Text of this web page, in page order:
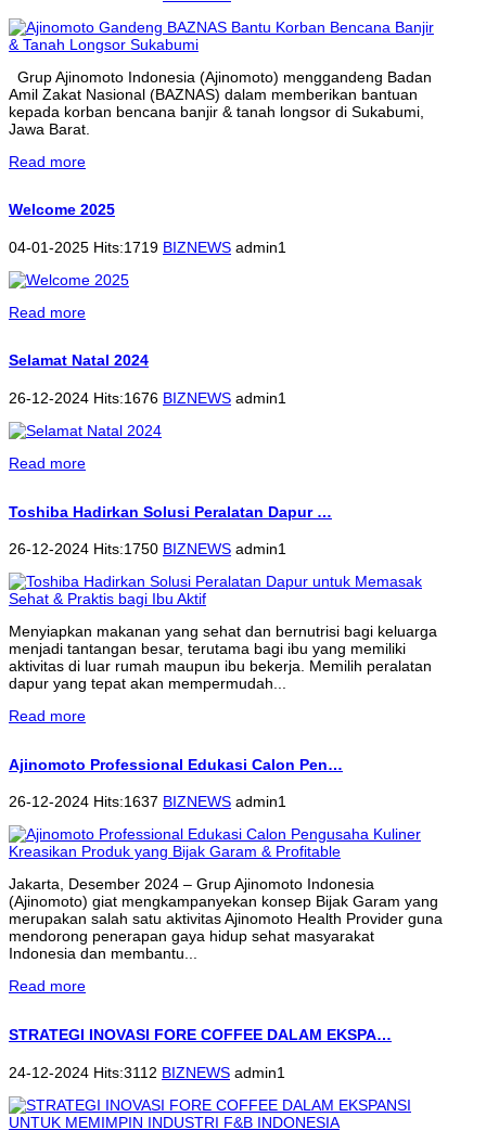
Grup Ajinomoto Indonesia (Ajinomoto) menggandeng Badan
Amil Zakat Nasional (BAZNAS) dalam memberikan bantuan
kepada korban bencana banjir & tanah longsor di Sukabumi,
Jawa Barat.
Read more
Welcome 2025
04-01-2025 Hits:1719 BIZNEWS admin1
Read more
Selamat Natal 2024
26-12-2024 Hits:1676 BIZNEWS admin1
Read more
Toshiba Hadirkan Solusi Peralatan Dapur …
26-12-2024 Hits:1750 BIZNEWS admin1
Menyiapkan makanan yang sehat dan bernutrisi bagi keluarga
menjadi tantangan besar, terutama bagi ibu yang memiliki
aktivitas di luar rumah maupun ibu bekerja. Memilih peralatan
dapur yang tepat akan mempermudah...
Read more
Ajinomoto Professional Edukasi Calon Pen…
26-12-2024 Hits:1637 BIZNEWS admin1
Jakarta, Desember 2024 – Grup Ajinomoto Indonesia
(Ajinomoto) giat mengkampanyekan konsep Bijak Garam yang
merupakan salah satu aktivitas Ajinomoto Health Provider guna
mendorong penerapan gaya hidup sehat masyarakat
Indonesia dan membantu...
Read more
STRATEGI INOVASI FORE COFFEE DALAM EKSPA…
24-12-2024 Hits:3112 BIZNEWS admin1